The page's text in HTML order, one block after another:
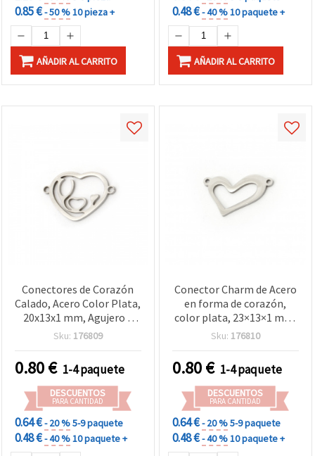
0.85 €- 50 %10 pieza +
AÑADIR AL CARRITO
0.48 €- 40 %10 paquete +
AÑADIR AL CARRITO
Conectores de Corazón
Calado, Acero Color Plata,
20x13x1 mm, Agujero 1
mm – Fornituras para
Pack de 2
Sku: 176809
0.80€ 1-4 paquete
DESCUENTOS
PARA CANTIDAD
0.64 €- 20 %5-9 paquete
0.48 €- 40 %10 paquete +
Conector Charm de Acero
en forma de corazón,
color plata, 23×13×1 mm,
agujero 1 mm – 2 piezas
Sku: 176810
0.80€ 1-4 paquete
DESCUENTOS
PARA CANTIDAD
0.64 €- 20 %5-9 paquete
0.48 €- 40 %10 paquete +